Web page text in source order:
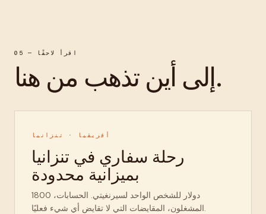
05 — اقرأ لاحقًا
إلى أين تذهب من هنا.
أفريقيا · تنزانيا
رحلة سفاري في تنزانيا
بميزانية محدودة
1800 دولار للشخص الواحد لسيرنغيتي. الحسابات،
المشغلون، المقايضات التي لا تقايض أي شيء فعليًا.